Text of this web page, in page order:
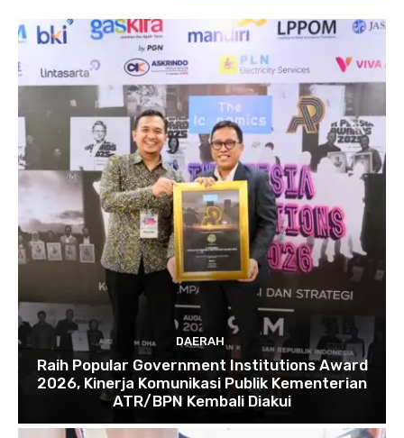
DAERAH
Raih Popular Government Institutions Award
2026, Kinerja Komunikasi Publik Kementerian
ATR/BPN Kembali Diakui